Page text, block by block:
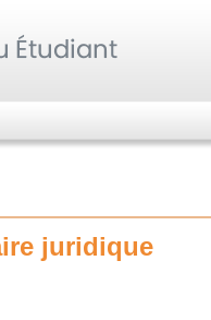
juridique